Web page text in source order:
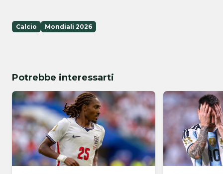
Calcio Mondiali 2026
Potrebbe interessarti